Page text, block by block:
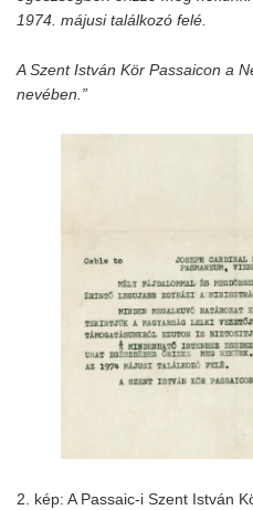
1974. májusi találkozó felé.
A Szent István Kör Passaicon a
nevében.”
2. kép: A Passaic-i Szent István